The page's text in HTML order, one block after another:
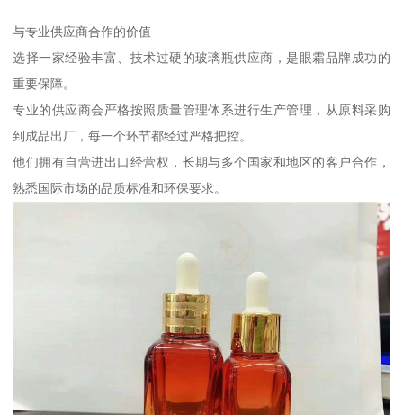
与专业供应商合作的价值
选择一家经验丰富、技术过硬的玻璃瓶供应商，是眼霜品牌成功的
重要保障。
专业的供应商会严格按照质量管理体系进行生产管理，从原料采购
到成品出厂，每一个环节都经过严格把控。
他们拥有自营进出口经营权，长期与多个国家和地区的客户合作，
熟悉国际市场的品质标准和环保要求。